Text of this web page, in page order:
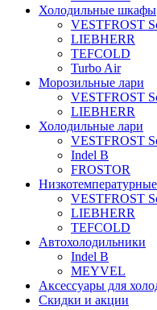
Холодильные шкафы
VESTFROST
LIEBHERR
TEFCOLD
Turbo Air
Морозильные лари
VESTFROST
LIEBHERR
Холодильные лари
VESTFROST
Indel B
FROSTOR
VESTFROST
LIEBHERR
TEFCOLD
Автохолодильники
Indel B
MEYVEL
Аксессуары для
Скидки и акции